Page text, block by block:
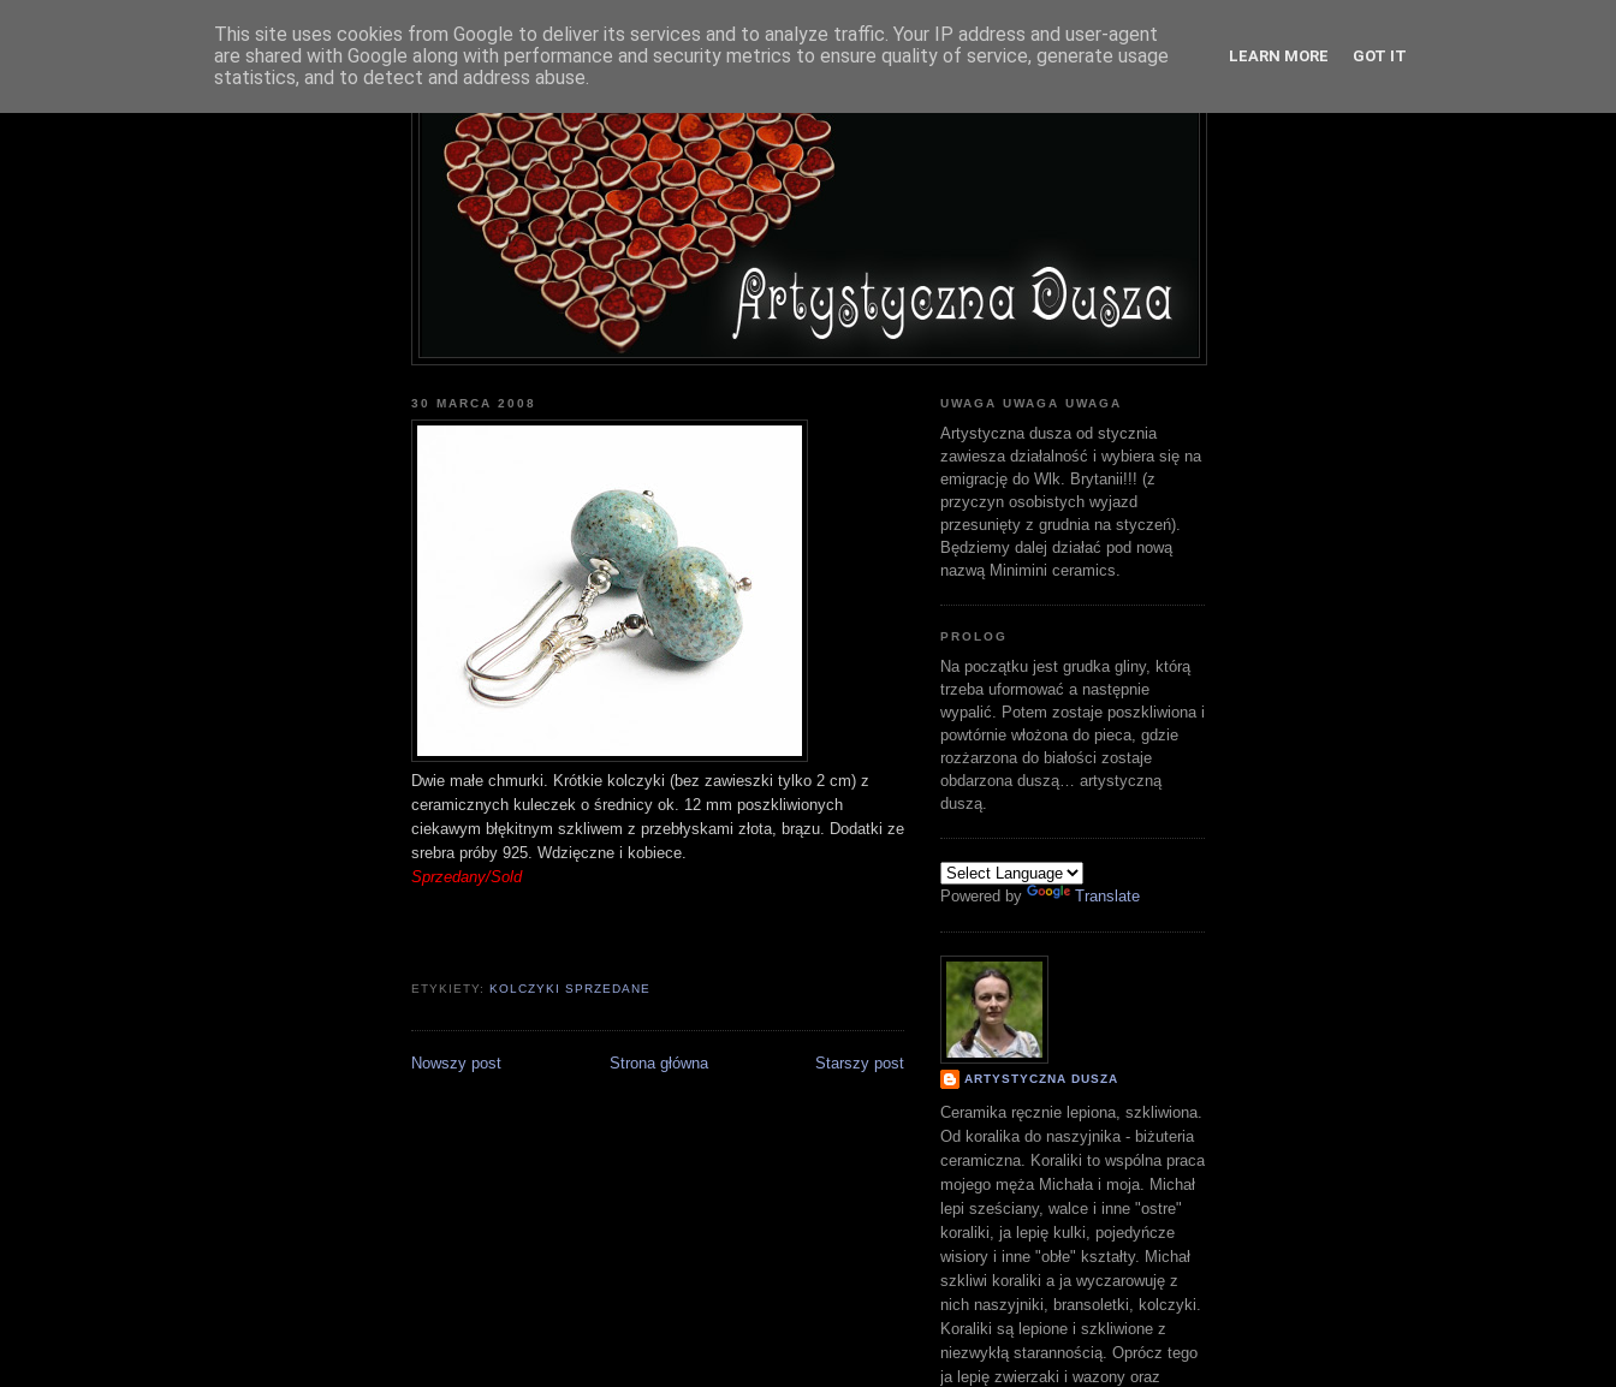
30 MARCA 2008
Dwie małe chmurki. Krótkie kolczyki (bez zawieszki tylko 2 cm) z
ceramicznych kuleczek o średnicy ok. 12 mm poszkliwionych
ciekawym błękitnym szkliwem z przebłyskami złota, brązu. Dodatki ze
srebra próby 925. Wdzięczne i kobiece.
Sprzedany/Sold
ETYKIETY:KOLCZYKI SPRZEDANE
Nowszy post Starszy post
Strona główna
UWAGA UWAGA UWAGA
Artystyczna dusza od stycznia
zawiesza działalność i wybiera się na
emigrację do Wlk. Brytanii!!! (z
przyczyn osobistych wyjazd
przesunięty z grudnia na styczeń).
Będziemy dalej działać pod nową
nazwą Minimini ceramics.
PROLOG
Na początku jest grudka gliny, którą
trzeba uformować a następnie
wypalić. Potem zostaje poszkliwiona i
powtórnie włożona do pieca, gdzie
rozżarzona do białości zostaje
obdarzona duszą… artystyczną
duszą.
Powered by Translate
ARTYSTYCZNA DUSZA
Ceramika ręcznie lepiona, szkliwiona.
Od koralika do naszyjnika - biżuteria
ceramiczna. Koraliki to wspólna praca
mojego męża Michała i moja. Michał
lepi sześciany, walce i inne "ostre"
koraliki, ja lepię kulki, pojedyńcze
wisiory i inne "obłe" kształty. Michał
szkliwi koraliki a ja wyczarowuję z
nich naszyjniki, bransoletki, kolczyki.
Koraliki są lepione i szkliwione z
niezwykłą starannością. Oprócz tego
ja lepię zwierzaki i wazony oraz
This site uses cookies from Google to deliver its services and to analyze traffic. Your IP address and user-agent
are shared with Google along with performance and security metrics to ensure quality of service, generate usage
statistics, and to detect and address abuse.
LEARN MORE GOT IT